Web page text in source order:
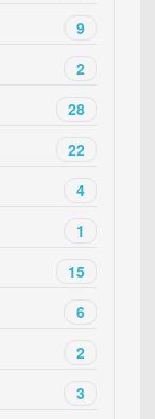
9
2
28
22
4
1
15
6
2
3